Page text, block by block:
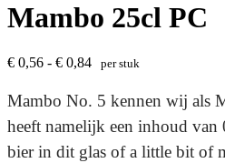
Mambo 25cl PC
€ 0,56 - € 0,84 per stuk
Mambo No. 5 kennen wij als
heeft namelijk een inhoud
bier in dit glas of a little bit of